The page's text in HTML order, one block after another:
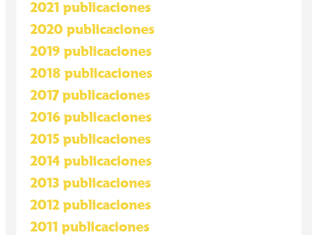
2021 publicaciones
2020 publicaciones
2019 publicaciones
2018 publicaciones
2017 publicaciones
2016 publicaciones
2015 publicaciones
2014 publicaciones
2013 publicaciones
2012 publicaciones
2011 publicaciones